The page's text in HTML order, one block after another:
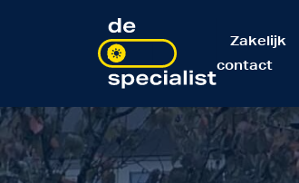
Zakelijk
contact